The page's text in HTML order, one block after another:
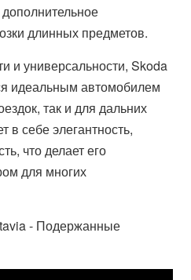
длинных предметов.
и универсальности, Skoda
идеальным автомобилем
так и для дальних
в себе элегантность,
что делает его
для многих
- Подержанные